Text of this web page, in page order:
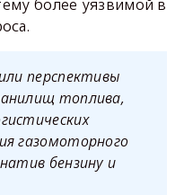
более уязвимой в
перспективы
топлива,
газомоторного
бензину и